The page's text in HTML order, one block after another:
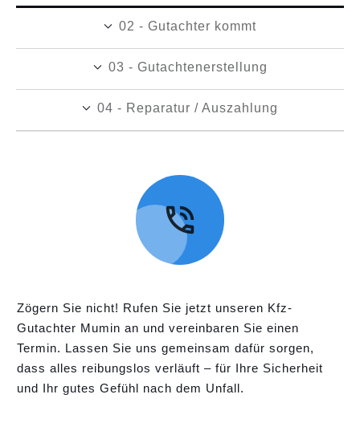
02 - Gutachter kommt
03 - Gutachtenerstellung
04 - Reparatur / Auszahlung
Zögern Sie nicht! Rufen Sie jetzt unseren Kfz-
Gutachter Mumin an und vereinbaren Sie einen
Termin. Lassen Sie uns gemeinsam dafür sorgen,
dass alles reibungslos verläuft – für Ihre Sicherheit
und Ihr gutes Gefühl nach dem Unfall.